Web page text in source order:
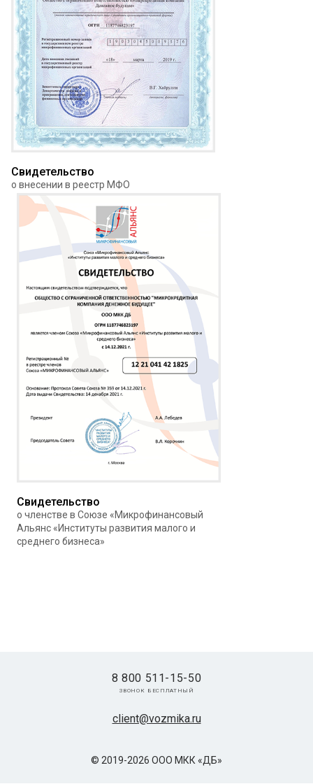
Свидетельство
о внесении в реестр МФО
Свидетельство
о членстве в Союзе «Микрофинансовый
Альянс «Институты развития малого и
среднего бизнеса»
© 2019-2026 ООО МКК «ДБ»
client@vozmika.ru
8 800 511-15-50
звонок бесплатный